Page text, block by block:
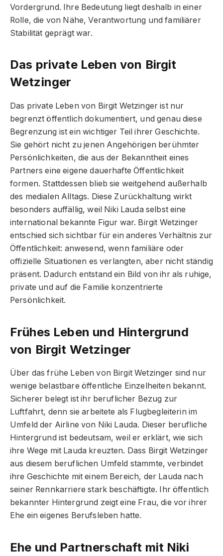
Vordergrund. Ihre Bedeutung liegt deshalb in einer
Rolle, die von Nähe, Verantwortung und familiärer
Stabilität geprägt war.
Das private Leben von Birgit
Wetzinger
Das private Leben von Birgit Wetzinger ist nur
begrenzt öffentlich dokumentiert, und genau diese
Begrenzung ist ein wichtiger Teil ihrer Geschichte.
Sie gehört nicht zu jenen Angehörigen berühmter
Persönlichkeiten, die aus der Bekanntheit eines
Partners eine eigene dauerhafte Öffentlichkeit
formen. Stattdessen blieb sie weitgehend außerhalb
des medialen Alltags. Diese Zurückhaltung wirkt
besonders auffällig, weil Niki Lauda selbst eine
international bekannte Figur war. Birgit Wetzinger
entschied sich sichtbar für ein anderes Verhältnis zur
Öffentlichkeit: anwesend, wenn familiäre oder
offizielle Situationen es verlangten, aber nicht ständig
präsent. Dadurch entstand ein Bild von ihr als ruhige,
private und auf die Familie konzentrierte
Persönlichkeit.
Frühes Leben und Hintergrund
von Birgit Wetzinger
Über das frühe Leben von Birgit Wetzinger sind nur
wenige belastbare öffentliche Einzelheiten bekannt.
Sicherer belegt ist ihr beruflicher Bezug zur
Luftfahrt, denn sie arbeitete als Flugbegleiterin im
Umfeld der Airline von Niki Lauda. Dieser berufliche
Hintergrund ist bedeutsam, weil er erklärt, wie sich
ihre Wege mit Lauda kreuzten. Dass Birgit Wetzinger
aus diesem beruflichen Umfeld stammte, verbindet
ihre Geschichte mit einem Bereich, der Lauda nach
seiner Rennkarriere stark beschäftigte. Ihr öffentlich
bekannter Hintergrund zeigt eine Frau, die vor ihrer
Ehe ein eigenes Berufsleben hatte.
Ehe und Partnerschaft mit Niki